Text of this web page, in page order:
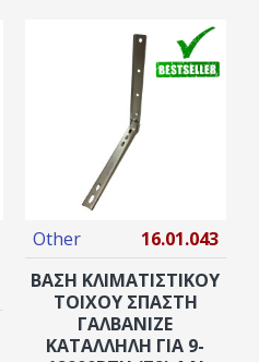
Other
16.01.043
ΒΑΣΗ ΚΛΙΜΑΤΙΣΤΙΚΟΥ
ΤΟΙΧΟΥ ΣΠΑΣΤΗ
ΓΑΛΒΑΝΙΖΕ
ΚΑΤΑΛΛΗΛΗ ΓΙΑ 9-